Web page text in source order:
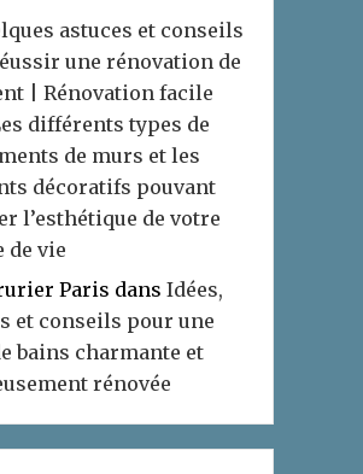
astuces et conseils
une rénovation de
| Rénovation facile
différents types de
de murs et les
décoratifs pouvant
l’esthétique de votre
de vie
Paris dans Idées,
et conseils pour une
bains charmante et
rénovée